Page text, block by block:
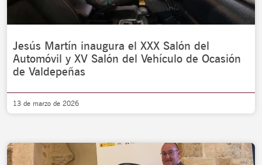
Jesús Martín inaugura el XXX Salón del
Automóvil y XV Salón del Vehículo de Ocasión
de Valdepeñas
13 de marzo de 2026